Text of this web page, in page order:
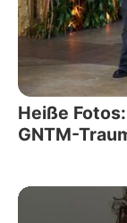
Heiße
GNTM-